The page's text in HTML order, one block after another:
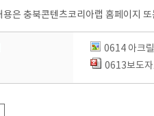
용은 충북콘텐츠코리아랩 홈페이지
0614 아크
0613보도